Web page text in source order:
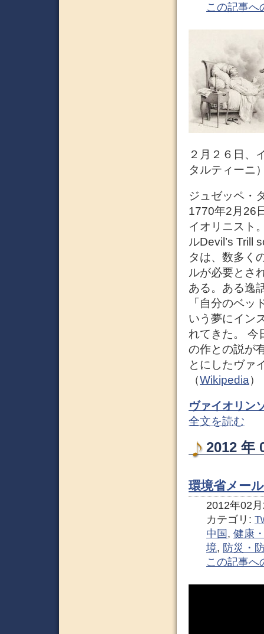
この記事へ
２月２６日、
タルティーニ
ジュゼッペ・
1770年2月26
イオリニスト
ルDevil’s Trill
タは、数多く
ルが必要とさ
ある。ある逸
「自分のベ
いう夢にイン
れてきた。 今
の作との説が
とにしたヴァ
（Wikipedia）
ヴァイオリン
全文を読む
2012 年
環境省メー
2012年02
カテゴリ:
中国 , 健康
境, 防災・
この記事へ